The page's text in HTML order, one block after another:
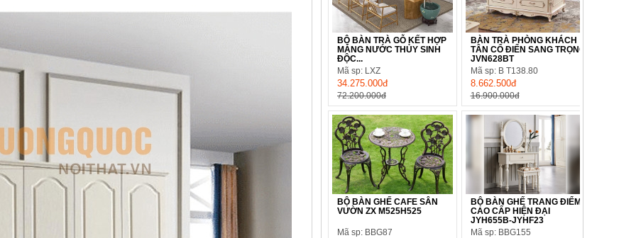
BỘ BÀN TRÀ GỖ KẾT HỢP
MÁNG NƯỚC THỦY SINH
ĐỘC...
Mã sp: LXZ
34.275.000đ
72.200.000đ
BÀN TRÀ PHÒNG KHÁCH
TÂN CỔ ĐIỂN SANG TRỌNG
JVN628BT
Mã sp: B T138.80
8.662.500đ
16.900.000đ
BỘ BÀN GHẾ CAFE SÂN
VƯỜN ZX M525H525
Mã sp: BBG87
BỘ BÀN GHẾ TRANG ĐIỂM
CAO CẤP HIỆN ĐẠI
JYH655B-JYHF23
Mã sp: BBG155